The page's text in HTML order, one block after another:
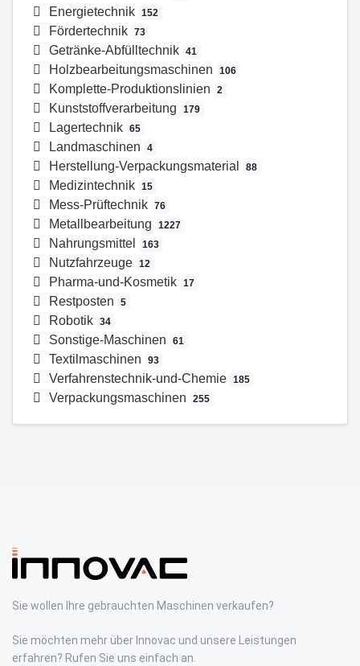
Energietechnik 152
Fördertechnik 73
Getränke-Abfülltechnik 41
Holzbearbeitungsmaschinen 106
Komplette-Produktionslinien 2
Kunststoffverarbeitung 179
Lagertechnik 65
Landmaschinen 4
Herstellung-Verpackungsmaterial 88
Medizintechnik 15
Mess-Prüftechnik 76
Metallbearbeitung 1227
Nahrungsmittel 163
Nutzfahrzeuge 12
Pharma-und-Kosmetik 17
Restposten 5
Robotik 34
Sonstige-Maschinen 61
Textilmaschinen 93
Verfahrenstechnik-und-Chemie 185
Verpackungsmaschinen 255
Sie wollen Ihre gebrauchten Maschinen verkaufen?
Sie möchten mehr über Innovac und unsere Leistungen
erfahren? Rufen Sie uns einfach an.